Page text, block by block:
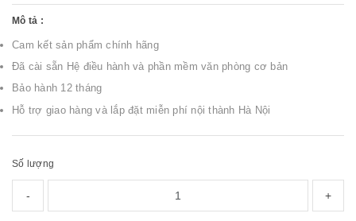
Mô tả :
Cam kết sản phẩm chính hãng
Đã cài sẵn Hệ điều hành và phần mềm văn phòng cơ bản
Bảo hành 12 tháng
Hỗ trợ giao hàng và lắp đặt miễn phí nội thành Hà Nội
Số lượng
- +